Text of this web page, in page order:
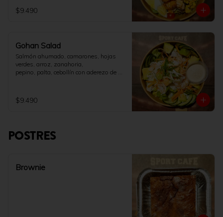
$9.490
Gohan Salad
Salmón ahumado, camarones, hojas
verdes, arroz, zanahoria,
pepino, palta, cebollín con aderezo de
$9.490
POSTRES
Brownie